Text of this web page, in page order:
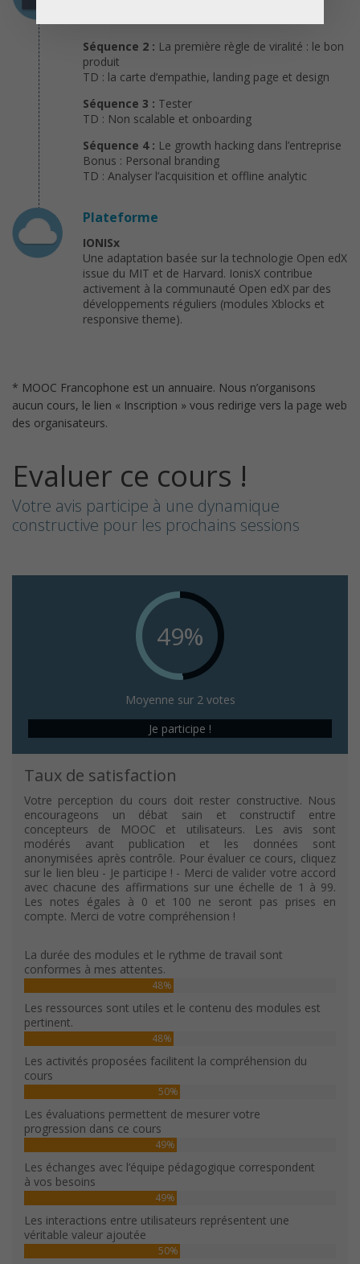
Séquence 2 : La première règle de viralité : le bon
produit
TD : la carte d’empathie, landing page et design
Séquence 3 : Tester
TD : Non scalable et onboarding
Séquence 4 : Le growth hacking dans l’entreprise
Bonus : Personal branding
TD : Analyser l’acquisition et offline analytic
Plateforme
IONISx
Une adaptation basée sur la technologie Open edX
issue du MIT et de Harvard. IonisX contribue
activement à la communauté Open edX par des
développements réguliers (modules Xblocks et
responsive theme).
* MOOC Francophone est un annuaire. Nous n’organisons
aucun cours, le lien « Inscription » vous redirige vers la page web
des organisateurs.
Evaluer ce cours !
Votre avis participe à une dynamique
constructive pour les prochains sessions
49%
Moyenne sur 2 votes
Je participe !
Taux de satisfaction
Votre perception du cours doit rester constructive. Nous
encourageons un débat sain et constructif entre
concepteurs de MOOC et utilisateurs. Les avis sont
modérés avant publication et les données sont
anonymisées après contrôle. Pour évaluer ce cours, cliquez
sur le lien bleu - Je participe ! - Merci de valider votre accord
avec chacune des affirmations sur une échelle de 1 à 99.
Les notes égales à 0 et 100 ne seront pas prises en
compte. Merci de votre compréhension !
La durée des modules et le rythme de travail sont
conformes à mes attentes.
48%
Les ressources sont utiles et le contenu des modules est
pertinent.
48%
Les activités proposées facilitent la compréhension du
cours
50%
Les évaluations permettent de mesurer votre
progression dans ce cours
49%
Les échanges avec l’équipe pédagogique correspondent
à vos besoins
49%
Les interactions entre utilisateurs représentent une
véritable valeur ajoutée
50%